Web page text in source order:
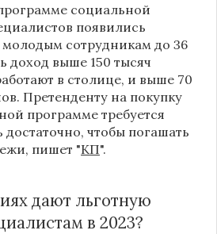
социальной
появились
молодым сотрудникам до 36
доход выше 150 тысяч
в столице, и выше 70
Претенденту на покупку
программе требуется
достаточно, чтобы погашать
пишет "КП".
дают льготную
в 2023?